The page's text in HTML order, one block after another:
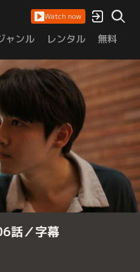
Watch now
ャンル レンタル 無料
話／字幕